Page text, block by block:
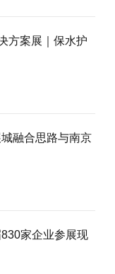
方案展｜保水护
融合思路与南京
家企业参展现